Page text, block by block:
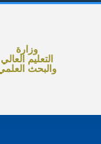
وزارة
التعليم العالي
والبحث العلمي